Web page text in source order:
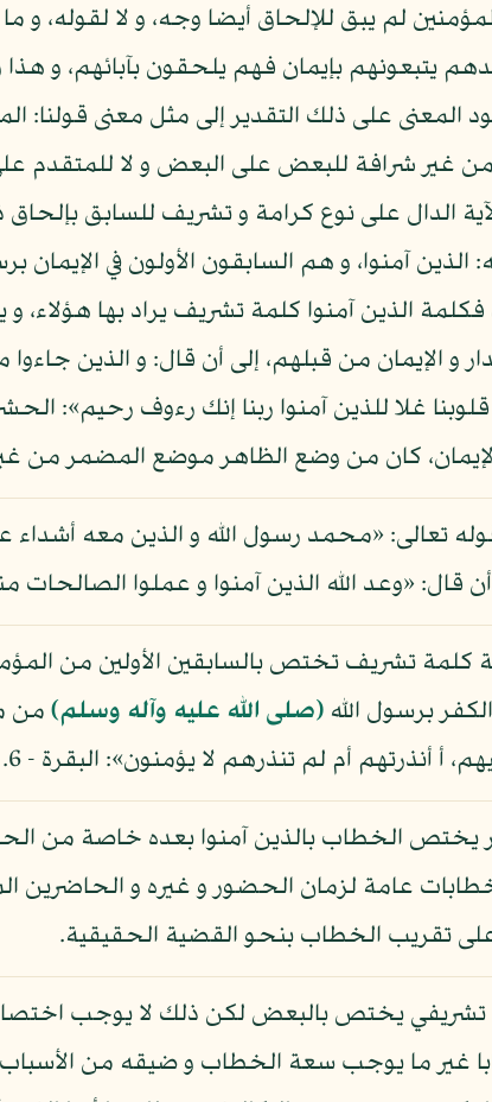
لم يبق للإلحاق أيضا وجه، و لا
يتبعونهم بإيمان فهم يلحقون بآبائهم، و
المعنى على ذلك التقدير إلى مثل معنى
شرافة للبعض على البعض و لا للمتقدم على
الدال على نوع كرامة و تشريف للسابق بإلحاق
آمنوا، و هم السابقون الأولون في الإيمان
فكلمة الذين آمنوا كلمة تشريف يراد بها هؤلاء،
و الإيمان من قبلهم، إلى أن قال: و الذين
كان من وضع الظاهر موضع المضمر من
تعالى: «محمد رسول الله و الذين معه
قال: «وعد الله الذين آمنوا و عملوا الصالحات
تشريف تختص بالسابقين الأولين من
برسول الله (صلى الله عليه وآله وسلم) من
أ أنذرتهم أم لم تنذرهم لا يؤمنون»: البقرة - 6.
الخطاب بالذين آمنوا بعده خاصة من
عامة لزمان الحضور و غيره و الحاضرين
تقريب الخطاب بنحو القضية الحقيقية.
يختص بالبعض لكن ذلك لا يوجب
غير ما يوجب سعة الخطاب و ضيقه من